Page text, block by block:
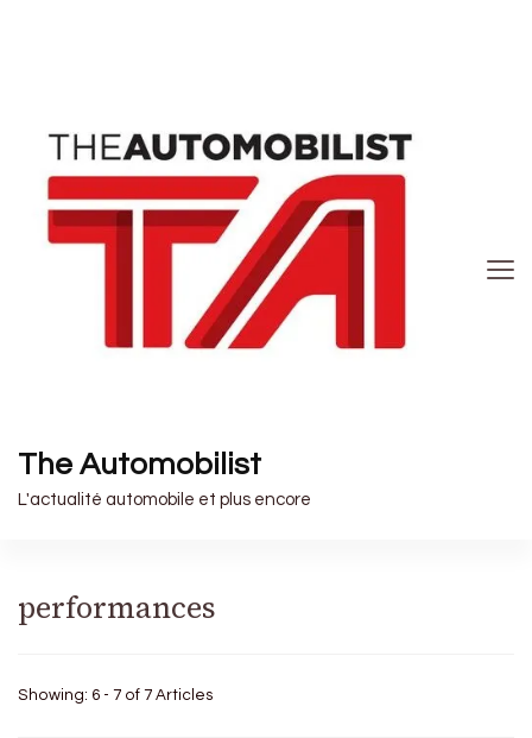
The Automobilist
L'actualité automobile et plus encore
performances
Showing: 6 - 7 of 7 Articles